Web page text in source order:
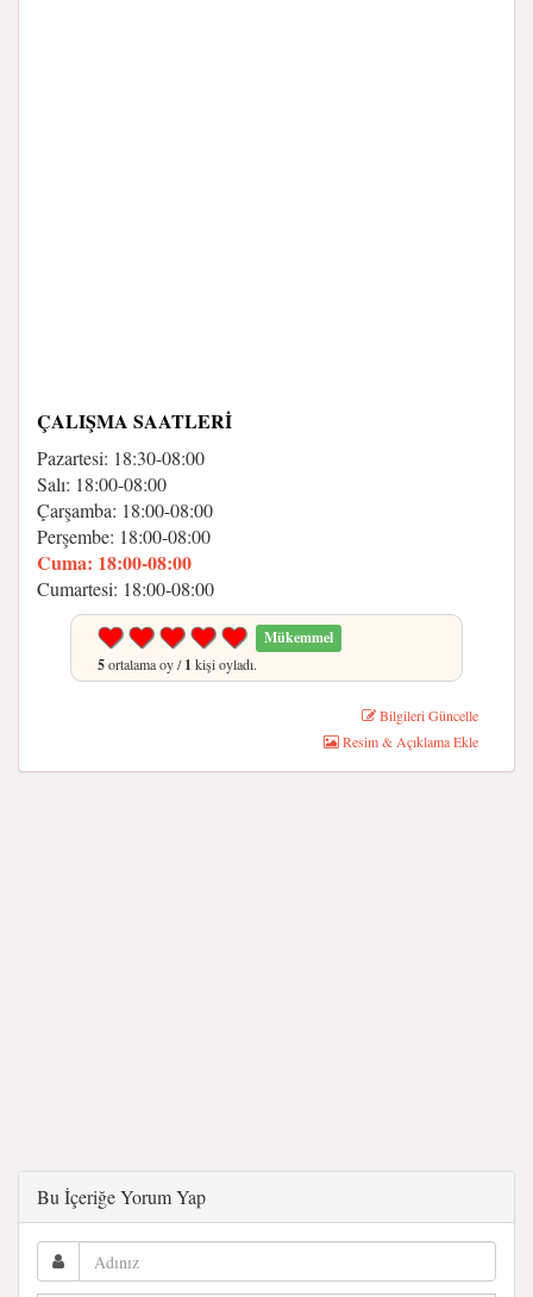
ÇALIŞMA SAATLERI
Pazartesi: 18:30-08:00
Salı: 18:00-08:00
Çarşamba: 18:00-08:00
Perşembe: 18:00-08:00
Cuma: 18:00-08:00
Cumartesi: 18:00-08:00
Mükemmel
5ortalama oy /1 kişi oyladı.
Bilgileri Güncelle
Resim & Açıklama Ekle
Bu İçeriğe Yorum Yap